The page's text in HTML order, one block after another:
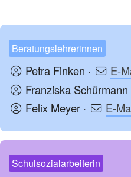
Beratungslehrerinnen
Petra Finken ·
E-
Franziska Schürmann
Felix Meyer ·
E-
Schulsozialarbeiterin